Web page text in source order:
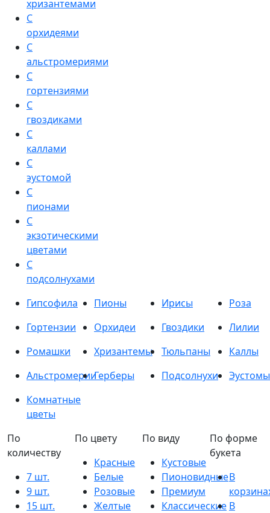
хризантемами
С
орхидеями
С
альстромериями
С
гортензиями
С
гвоздиками
С
каллами
С
эустомой
С
пионами
С
экзотическими
цветами
С
подсолнухами
Гипсофила Пионы Ирисы
Роза
Гортензии
Орхидеи Гвоздики
Лилии
Ромашки
Хризантемы Тюльпаны
Каллы
АльстромерииГерберы Подсолнухи
Эустомы
Комнатные
цветы
По
количеству
7 шт.
9 шт.
15 шт.
По цвету
Красные
Белые
Розовые
Желтые
По виду
Кустовые
Пионовидные
Премиум
Классические
По форме
букета
В
В